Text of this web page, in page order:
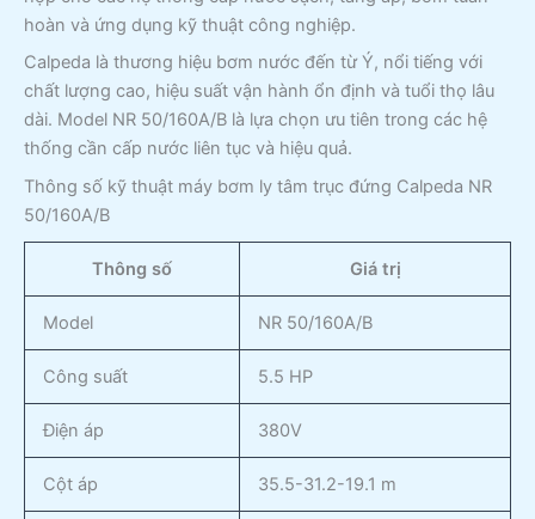
hoàn và ứng dụng kỹ thuật công nghiệp.
Calpeda là thương hiệu bơm nước đến từ Ý, nổi tiếng với
chất lượng cao, hiệu suất vận hành ổn định và tuổi thọ lâu
dài. Model NR 50/160A/B là lựa chọn ưu tiên trong các hệ
thống cần cấp nước liên tục và hiệu quả.
Thông số kỹ thuật máy bơm ly tâm trục đứng Calpeda NR
50/160A/B
Thông số Giá trị
Model NR 50/160A/B
Công suất 5.5 HP
Điện áp 380V
Cột áp 35.5-31.2-19.1 m